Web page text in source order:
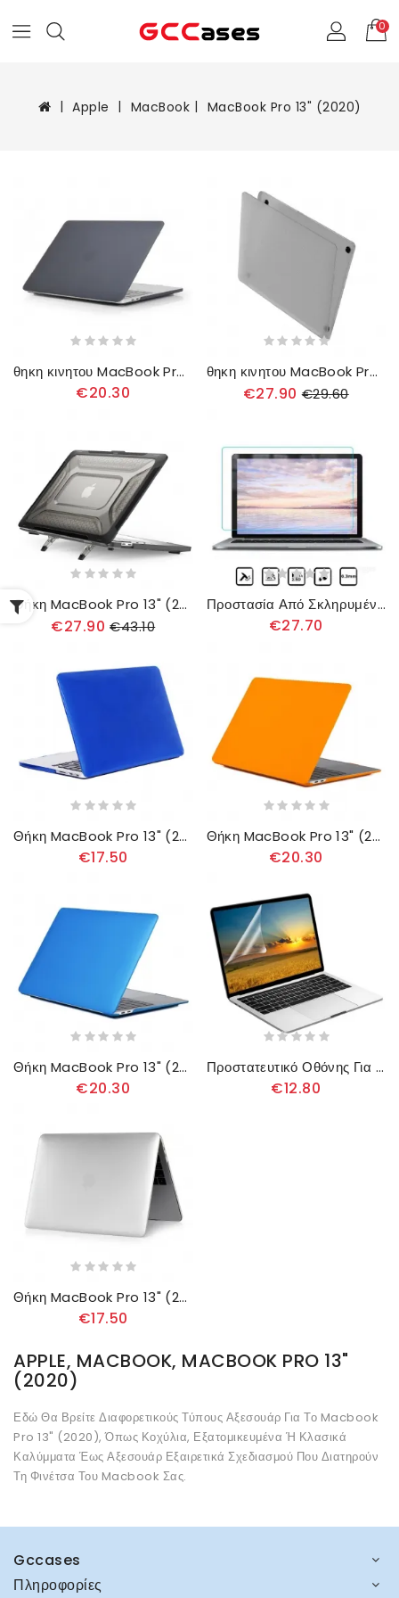
0
Apple MacBook MacBook Pro 13" (2020)
θηκη κινητου MacBook Pro 13" (2020) προστασίας Λεπτή Ματ Προστασία
€20.30
θηκη κινητου MacBook Pro 13" (2020) Παγωμένο Καουτσούκ
€27.90 €29.60
Θήκη MacBook Pro 13" (2020) Ημιδιαφανές Με Αφαιρούμενα Πόδια
€27.90 €43.10
Προστασία Από Σκληρυμένο Γυαλί Για Macbook Pro 13" (2020)
€27.70
Θήκη MacBook Pro 13" (2020) Πλαστικό
€17.50
Θήκη MacBook Pro 13" (2020) προστασίας Προστασία Με Λεπτό Ματ Χρώμα
€20.30
Θήκη MacBook Pro 13" (2020) Ματ Πλαστικό
€20.30
Προστατευτικό Οθόνης Για Macbook Pro 13" (2020)
€12.80
Θήκη MacBook Pro 13" (2020) Ημιδιαφανές
€17.50
APPLE, MACBOOK, MACBOOK PRO 13"
(2020)
Εδώ Θα Βρείτε Διαφορετικούς Τύπους Αξεσουάρ Για Το Macbook
Pro 13" (2020), Όπως Κοχύλια, Εξατομικευμένα Ή Κλασικά
Καλύμματα Έως Αξεσουάρ Εξαιρετικά Σχεδιασμού Που Διατηρούν
Τη Φινέτσα Του Macbook Σας.
Gccases
Πληροφορίες